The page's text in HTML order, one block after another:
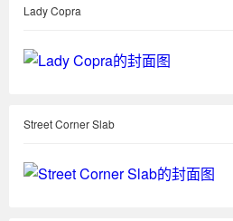
Lady Copra
Street Corner Slab